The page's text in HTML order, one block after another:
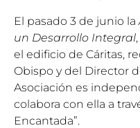
El pasado 3 de junio la
un Desarrollo Integral
el edificio de Cáritas,
Obispo y del Director
Asociación es
colabora con ella a
Encantada”.